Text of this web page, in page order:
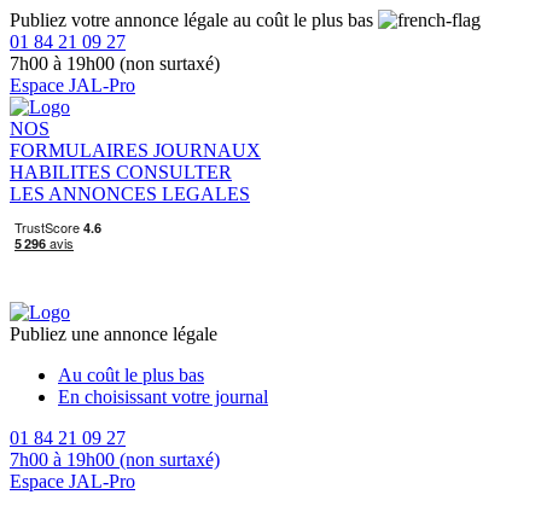
Publiez votre annonce légale au coût le plus bas
01 84 21 09 27
7h00 à 19h00 (non surtaxé)
Espace JAL-Pro
NOS
FORMULAIRES JOURNAUX
HABILITES CONSULTER
LES ANNONCES LEGALES
Publiez une annonce légale
Au coût le plus bas
En choisissant votre journal
01 84 21 09 27
7h00 à 19h00 (non surtaxé)
Espace JAL-Pro